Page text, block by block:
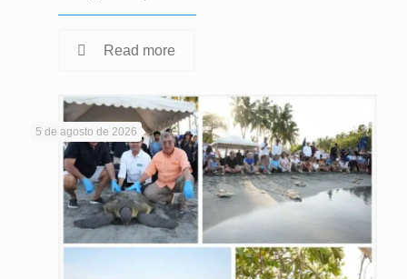
Read more
5 de agosto de 2026